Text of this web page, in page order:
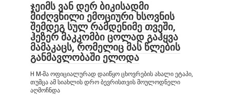
ჯეიმს ვან დერ ბიკისადმი
მიძღვნილი ემოციური ხსოვნის
შემდეგ სულ რამდენიმე თვეში,
ჰეზერ მაკკომბი ცოლად გაჰყვა
მამაკაცს, რომელიც მას წლების
განმავლობაში ელოდა
H M-მა ოფიციალურად დაიწყო ცხოვრების ახალი ეტაპი,
თუმცა ამ სიახლის დრო ბევრისთვის მოულოდნელი
აღმოჩნდა